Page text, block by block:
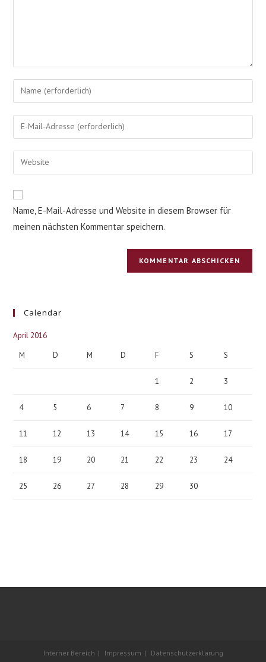
Gib
deinen
Namen
oder
zum
Kommentieren
ein
Gib
deine
E-
Mail-
Kommentieren
ein
Gib
deine
URL
ein
(optional)
Name, E-Mail-Adresse und Website in diesem Browser für
meinen nächsten Kommentar speichern.
Calendar
April 2016
M
D M D F S S
1 2 3
4 5 6 7 8 9 10
11 12 13 14 15 16 17
18 19 20 21 22 23 24
25 26 27 28 29 30
Interner Bereich Impressum Datenschutzerklärung